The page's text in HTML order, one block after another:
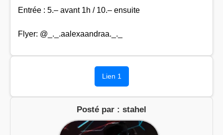
Entrée : 5.– avant 1h / 10.– ensuite
Flyer: @_._.aalexaandraa._._
Lien 1
Posté par : stahel